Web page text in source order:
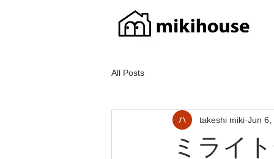
All Posts
ミライ
takeshi miki Jun 6,